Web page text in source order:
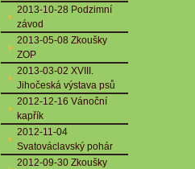
2013-10-28 Podzimní
závod
2013-05-08 Zkoušky
ZOP
2013-03-02 XVIII.
Jihočeská výstava psů
2012-12-16 Vánoční
kapřík
2012-11-04
Svatováclavský pohár
2012-09-30 Zkoušky